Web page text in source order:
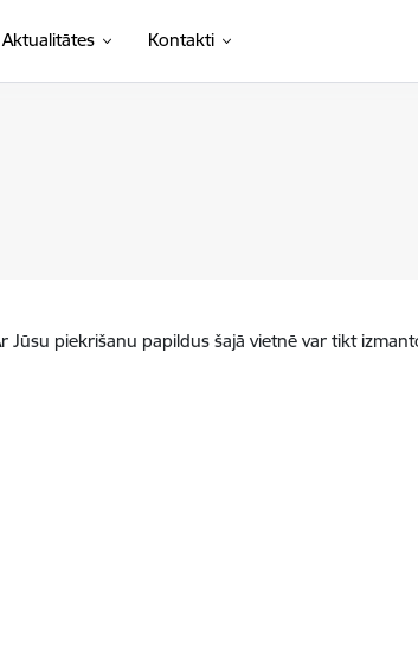
Aktualitātes Kontakti
piekrišanu papildus šajā vietnē var tikt